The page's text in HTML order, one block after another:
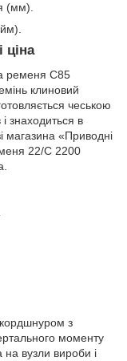
(мм).
ціна
ременя C85
клиновий
чеською
знаходиться в
магазина «Приводні
22/C 2200
з
моменту
на вузли вироби і